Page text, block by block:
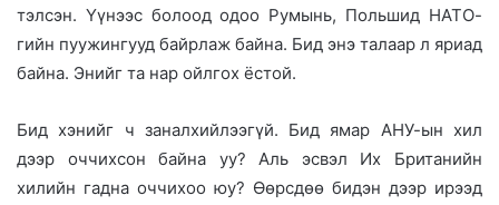
тэлсэн. Үүнээс болоод одоо Румынь, Польшид НАТО-
гийн пуужингууд байрлаж байна. Бид энэ талаар л яриад
байна. Энийг та нар ойлгох ёстой.
Бид хэнийг ч заналхийлээгүй. Бид ямар АНУ-ын хил
дээр оччихсон байна уу? Аль эсвэл Их Британийн
хилийн гадна оччихоо юу? Өөрсдөө бидэн дээр ирээд